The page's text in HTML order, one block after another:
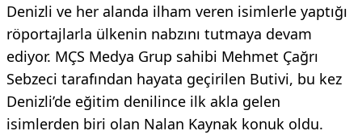
Denizli ve her alanda ilham veren isimlerle yaptığı
röportajlarla ülkenin nabzını tutmaya devam
ediyor. MÇS Medya Grup sahibi Mehmet Çağrı
Sebzeci tarafından hayata geçirilen Butivi, bu kez
Denizli’de eğitim denilince ilk akla gelen
isimlerden biri olan Nalan Kaynak konuk oldu.